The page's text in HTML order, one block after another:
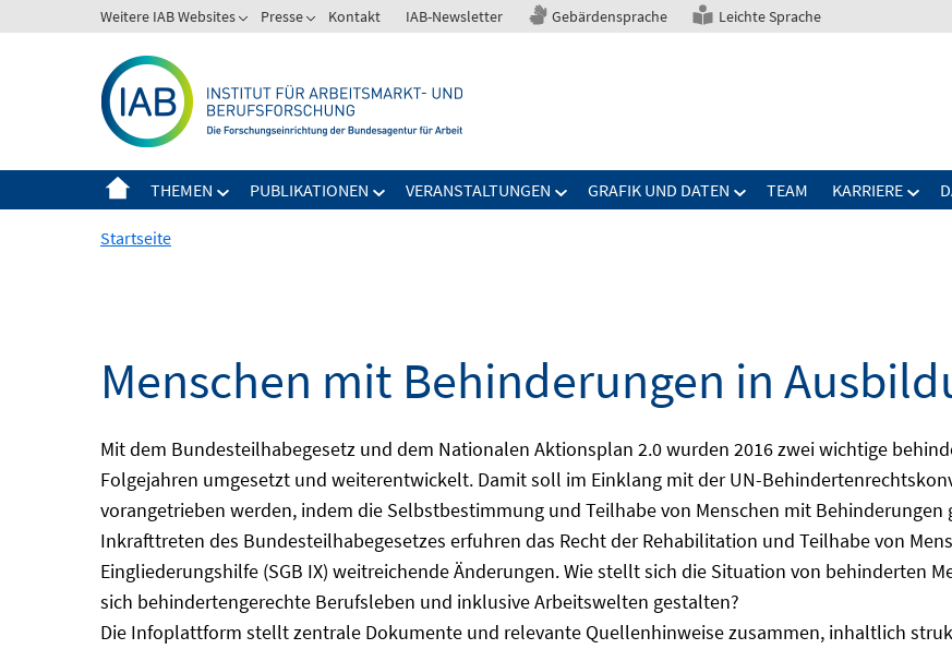
zum
Weitere IAB Websites Presse Kontakt IAB-Newsletter Gebärdensprache Leichte Sprache
THEMEN PUBLIKATIONEN VERANSTALTUNGEN GRAFIK UND DATEN TEAM KARRIERE
Startseite
Menschen mit Behinderungen in
Mit dem Bundesteilhabegesetz und dem Nationalen Aktionsplan 2.0 wurden 2016 zwei wichtige
Folgejahren umgesetzt und weiterentwickelt. Damit soll im Einklang mit der UN-
vorangetrieben werden, indem die Selbstbestimmung und Teilhabe von Menschen mit
Inkrafttreten des Bundesteilhabegesetzes erfuhren das Recht der Rehabilitation und Teilhabe von
Eingliederungshilfe (SGB IX) weitreichende Änderungen. Wie stellt sich die Situation von behinderten
sich behindertengerechte Berufsleben und inklusive Arbeitswelten gestalten?
Die Infoplattform stellt zentrale Dokumente und relevante Quellenhinweise zusammen, inhaltlich